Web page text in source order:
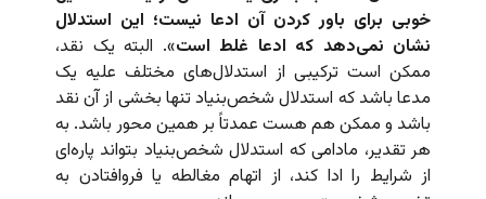
خوبی برای باور کردن آن ادعا نیست؛ این استدلال
نشان نمی‌دهد که ادعا غلط است». البته یک نقد،
ممکن است ترکیبی از استدلال‌های مختلف علیه یک
مدعا باشد که استدلال شخص‌بنیاد تنها بخشی از آن نقد
باشد و ممکن هم هست عمدتاً بر همین محور باشد. به
هر تقدیر، مادامی که استدلال شخص‌بنیاد بتواند پاره‌ای
از شرایط را ادا کند، از اتهام مغالطه یا فروافتادن به